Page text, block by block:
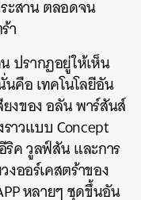
ะสาน ตลอดจน
า
ปรากฏอยู่ให้เห็น
คือ เทคโนโลยีอัน
งของ อลัน พาร์สันส์
าวแบบ Concept
ริค วูลฟ์สัน และการ
ออร์เคสตร้าของ
หลายๆ ชุดขึ้นอัน